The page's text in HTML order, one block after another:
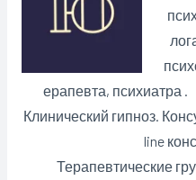
ерапевта, психиатра .
Клинический гипноз.
line
Терапевтические